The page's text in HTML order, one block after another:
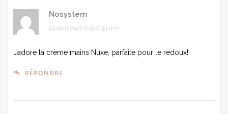
Nosystem
24 avril 2013 à 19 h 33 min
J’adore la crème mains Nuxe, parfaite pour le redoux!
RÉPONDRE